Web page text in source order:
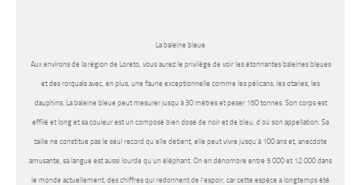
La baleine bleue
Aux environs de la région de Loreto, vous aurez le privilège de voir les étonnantes baleines bleues
et des rorquals avec, en plus, une faune exceptionnelle comme les pélicans, les otaries, les
dauphins. La baleine bleue peut mesurer jusqu’à 30 mètres et peser 150 tonnes. Son corps est
effilé et long et sa couleur est un composé bien dosé de noir et de bleu, d’où son appellation. Sa
taille ne constitue pas le seul record qu’elle détient, elle peut vivre jusqu’à 100 ans et, anecdote
amusante, sa langue est aussi lourde qu’un éléphant. On en dénombre entre 5 000 et 12 000 dans
le monde actuellement, des chiffres qui redonnent de l’espoir, car cette espèce a longtemps été